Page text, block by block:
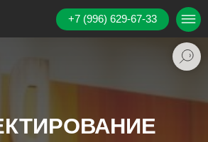
+7 (996) 629-67-33